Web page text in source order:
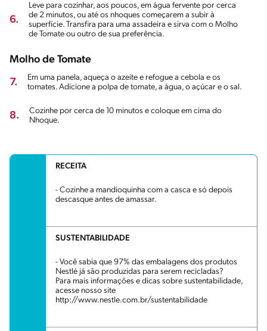
6.
Leve para cozinhar, aos poucos, em água fervente por cerca
de 2 minutos, ou até os nhoques começarem a subir à
superfície. Transfira para uma assadeira e sirva com o Molho
de Tomate ou outro de sua preferência.
Molho de Tomate
7.
Em uma panela, aqueça o azeite e refogue a cebola e os
tomates. Adicione a polpa de tomate, a água, o açúcar e o sal.
8.
Cozinhe por cerca de 10 minutos e coloque em cima do
Nhoque.
RECEITA
- Cozinhe a mandioquinha com a casca e só depois
descasque antes de amassar.
SUSTENTABILIDADE
- Você sabia que 97% das embalagens dos produtos
Nestlé já são produzidas para serem recicladas?
Para mais informações e dicas sobre sustentabilidade,
acesse nosso site
http://www.nestle.com.br/sustentabilidade